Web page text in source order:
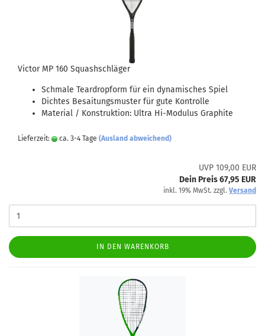
Victor MP 160 Squashschläger
Schmale Teardropform für ein dynamisches Spiel
Dichtes Besaitungsmuster für gute Kontrolle
Material / Konstruktion: Ultra Hi-Modulus Graphite
Lieferzeit: ca. 3-4 Tage (Ausland abweichend)
UVP 109,00 EUR
Dein Preis 67,95 EUR
inkl. 19% MwSt. zzgl. Versand
IN DEN WARENKORB